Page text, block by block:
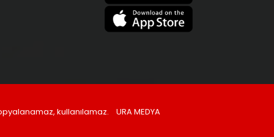
kullanılamaz. URA MEDYA